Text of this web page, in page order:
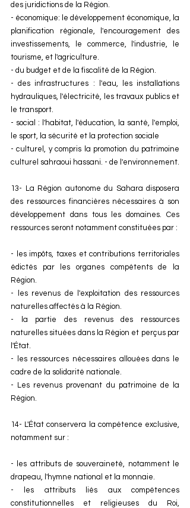
des juridictions de la Région.
- économique: le développement économique, la
planification régionale, l'encouragement des
investissements, le commerce, l'industrie, le
tourisme, et l'agriculture.
- du budget et de la fiscalité de la Région.
- des infrastructures : l'eau, les installations
hydrauliques, l'électricité, les travaux publics et
le transport.
- social : l'habitat, l'éducation, la santé, l'emploi,
le sport, la sécurité et la protection sociale
- culturel, y compris la promotion du patrimoine
13- La Région autonome du Sahara disposera
des ressources financières nécessaires à son
développement dans tous les domaines. Ces
ressources seront notamment constituées par :
- les impôts, taxes et contributions territoriales
édictés par les organes compétents de la
Région.
- les revenus de l'exploitation des ressources
naturelles affectés à la Région.
- la partie des revenus des ressources
naturelles situées dans la Région et perçus par
l'État.
- les ressources nécessaires allouées dans le
cadre de la solidarité nationale.
- Les revenus provenant du patrimoine de la
Région.
14- L'État conservera la compétence exclusive,
notamment sur :
- les attributs de souveraineté, notamment le
drapeau, l'hymne national et la monnaie.
- les attributs liés aux compétences
constitutionnelles et religieuses du Roi,